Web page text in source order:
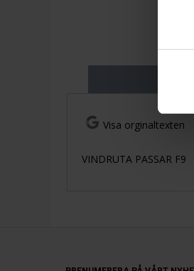
Visa orginaltexten
VINDRUTA PASSAR F9